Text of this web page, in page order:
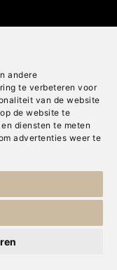
andere
te verbeteren voor
van de website
de website te
diensten te meten
advertenties weer te